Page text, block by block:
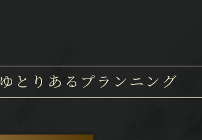
ゆとりあるプランニング